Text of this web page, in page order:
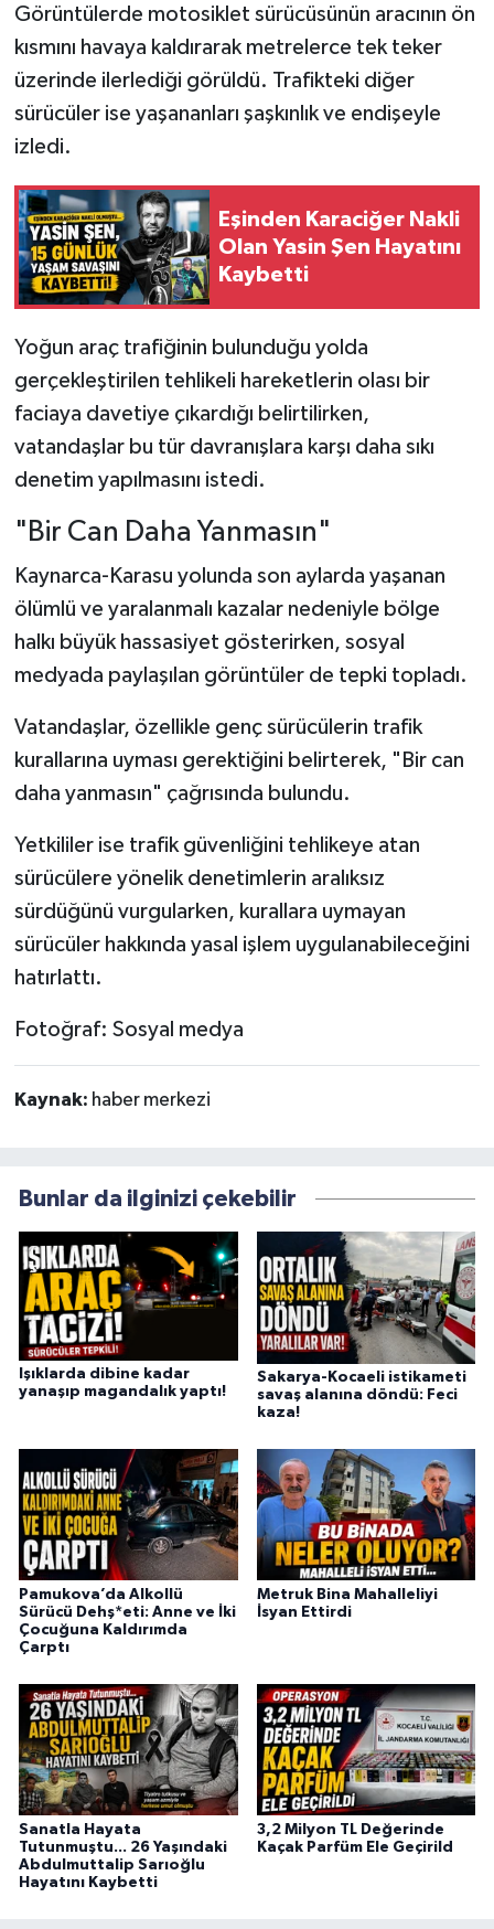
Görüntülerde motosiklet sürücüsünün aracının ön
kısmını havaya kaldırarak metrelerce tek teker
üzerinde ilerlediği görüldü. Trafikteki diğer
sürücüler ise yaşananları şaşkınlık ve endişeyle
izledi.
Eşinden Karaciğer Nakli
Olan Yasin Şen Hayatını
Kaybetti
Yoğun araç trafiğinin bulunduğu yolda
gerçekleştirilen tehlikeli hareketlerin olası bir
faciaya davetiye çıkardığı belirtilirken,
vatandaşlar bu tür davranışlara karşı daha sıkı
denetim yapılmasını istedi.
"Bir Can Daha Yanmasın"
Kaynarca-Karasu yolunda son aylarda yaşanan
ölümlü ve yaralanmalı kazalar nedeniyle bölge
halkı büyük hassasiyet gösterirken, sosyal
medyada paylaşılan görüntüler de tepki topladı.
Vatandaşlar, özellikle genç sürücülerin trafik
kurallarına uyması gerektiğini belirterek, "Bir can
daha yanmasın" çağrısında bulundu.
Yetkililer ise trafik güvenliğini tehlikeye atan
sürücülere yönelik denetimlerin aralıksız
sürdüğünü vurgularken, kurallara uymayan
sürücüler hakkında yasal işlem uygulanabileceğini
hatırlattı.
Fotoğraf: Sosyal medya
Kaynak: haber merkezi
Bunlar da ilginizi çekebilir
Işıklarda dibine kadar
yanaşıp magandalık yaptı!
Sakarya-Kocaeli istikameti
savaş alanına döndü: Feci
kaza!
Pamukova’da Alkollü
Sürücü Dehş*eti: Anne ve İki
Çocuğuna Kaldırımda
Çarptı
Metruk Bina Mahalleliyi
İsyan Ettirdi
Sanatla Hayata
Tutunmuştu... 26 Yaşındaki
Abdulmuttalip Sarıoğlu
Hayatını Kaybetti
3,2 Milyon TL Değerinde
Kaçak Parfüm Ele Geçirild